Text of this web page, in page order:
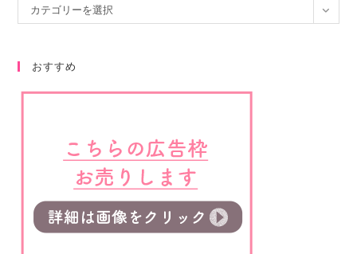
カテゴリーを選択
おすすめ